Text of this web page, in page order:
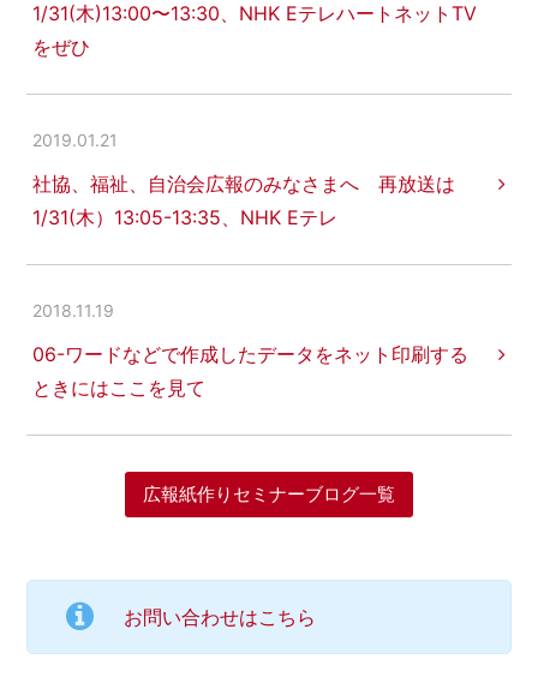
1/31(木)13:00〜13:30、NHK EテレハートネットTV
をぜひ
2019.01.21
社協、福祉、自治会広報のみなさまへ 再放送は
1/31(木）13:05-13:35、NHK Eテレ
2018.11.19
06-ワードなどで作成したデータをネット印刷する
ときにはここを見て
広報紙作りセミナーブログ一覧
お問い合わせはこちら